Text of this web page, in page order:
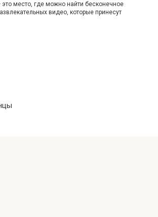
место, где можно найти бесконечное
видео, которые принесут